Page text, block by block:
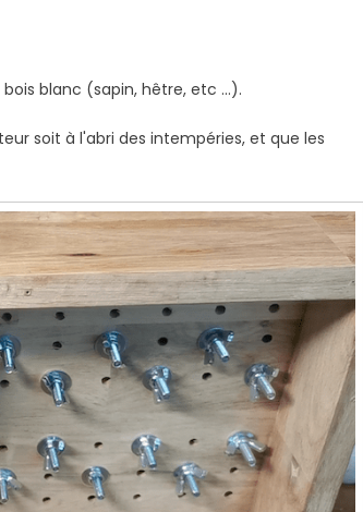
blanc (sapin, hêtre, etc ...).
soit à l'abri des intempéries, et que les